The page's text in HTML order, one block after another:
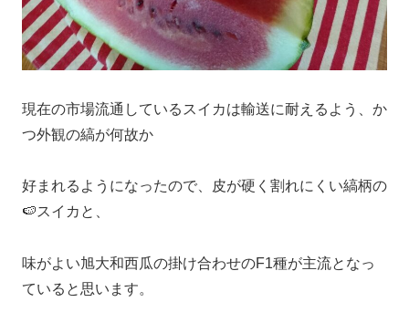
現在の市場流通しているスイカは輸送に耐えるよう、か
つ外観の縞が何故か
好まれるようになったので、皮が硬く割れにくい縞柄の
🍉スイカと、
味がよい旭大和西瓜の掛け合わせのF1種が主流となっ
ていると思います。